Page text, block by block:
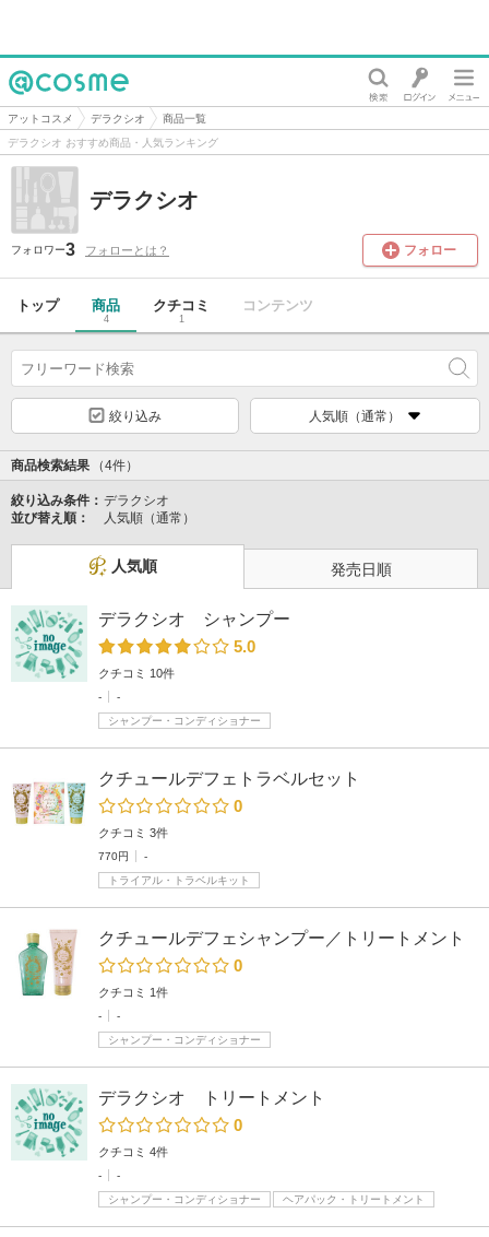
@cosme
アットコスメ デラクシオ
商品一覧
デラクシオ おすすめ商品・人気ランキング
デラクシオ
フォロワー3 フォローとは？ フォロー
トップ 商品
4
クチコミ
1
コンテンツ
絞り込み 人気順（通常）
商品検索結果 （4件）
絞り込み条件： デラクシオ
並び替え順：
人気順（通常）
人気順 発売日順
デラクシオ シャンプー
5.0
クチコミ 10件
-
-
シャンプー・コンディショナー
クチュールデフェトラベルセット
0
クチコミ 3件
770円
-
トライアル・トラベルキット
クチュールデフェシャンプー／トリートメント
0
クチコミ 1件
-
-
シャンプー・コンディショナー
デラクシオ トリートメント
0
クチコミ 4件
-
-
シャンプー・コンディショナー
ヘアパック・トリートメント